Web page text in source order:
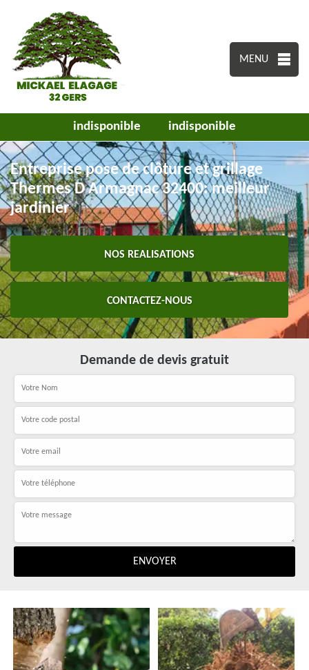
MENU
indisponible indisponible
Entreprise pose de clôture et grillage
Thermes D Armagnac 32400: meilleur
jardinier
NOS REALISATIONS
CONTACTEZ-NOUS
Demande de devis gratuit